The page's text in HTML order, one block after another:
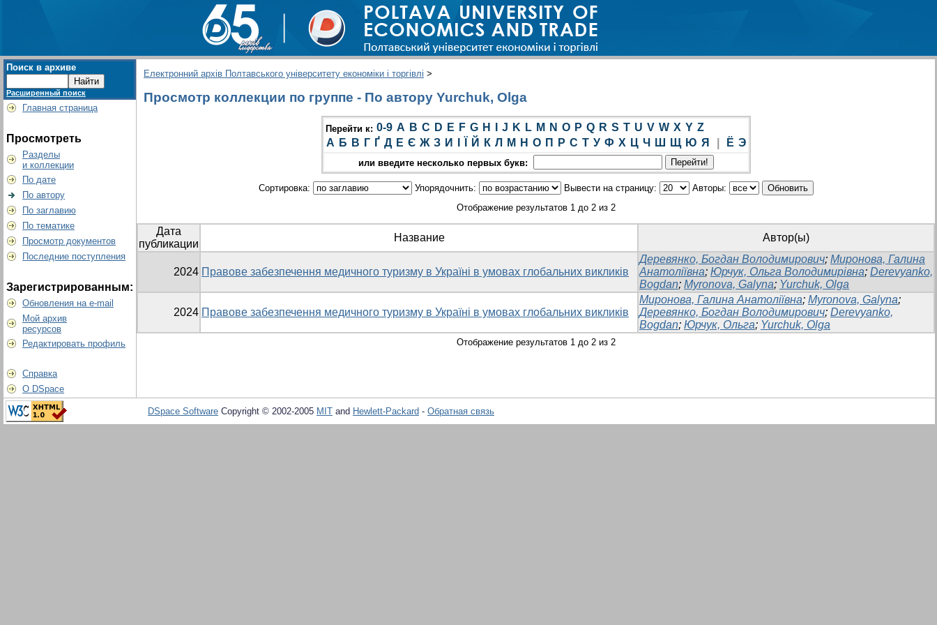
Поиск в архиве
Расширенный поиск
Главная страница
Просмотреть
Разделы
и коллекции
По дате
По автору
По заглавию
По тематике
Просмотр документов
Последние поступления
Зарегистрированным:
Обновления на e-mail
Мой архив
ресурсов
Редактировать профиль
Справка
О DSpace
Електронний архів Полтавського університету економіки і торгівлі >
Просмотр коллекции по группе - По автору Yurchuk, Olga
Перейти к: 0-9 A B C D E F G H J K L M N O P Q R S T U V W X Y Z
А Б В Г Ґ Д Е Є Ж З И Й К Л М Н О П Р С Т У Ф Х Ц Ч Ш Щ Ю Я Ё Э
или введите несколько первых букв:
Сортировка: Упорядочнить: Вывести на страницу:
Авторы:
Отображение результатов 1 до 2 из 2
Дата
публикации
Название Автор(ы)
2024 Правове забезпечення медичного туризму в Україні в умовах глобальних викликів
Деревянко, Богдан Володимирович; Миронова, Галина
Анатоліївна; Юрчук, Ольга Володимирівна; Derevyanko,
Bogdan; Myronova, Galyna; Yurchuk, Olga
2024 Правове забезпечення медичного туризму в Україні в умовах глобальних викликів
Миронова, Галина Анатоліївна; Myronova, Galyna;
Деревянко, Богдан Володимирович; Derevyanko,
Bogdan; Юрчук, Ольга; Yurchuk, Olga
Отображение результатов 1 до 2 из 2
DSpace Software Copyright © 2002-2005 MIT and Hewlett-Packard - Обратная связь